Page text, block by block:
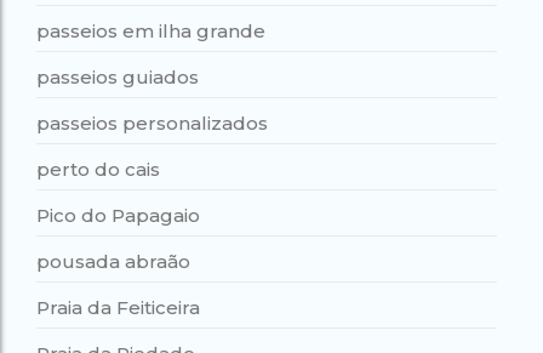
passeios em ilha grande
passeios guiados
passeios personalizados
perto do cais
Pico do Papagaio
pousada abraão
Praia da Feiticeira